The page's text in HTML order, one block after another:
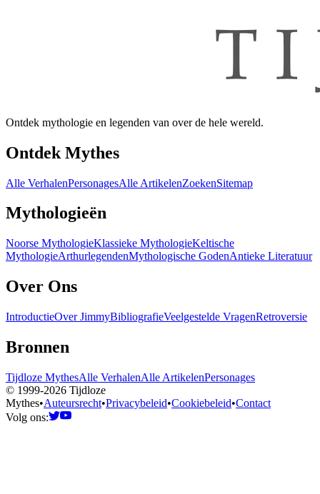
Ontdek mythologie en legenden van over de hele wereld.
Ontdek Mythes
Alle VerhalenPersonagesAlle ArtikelenZoekenSitemap
Mythologieën
Noorse MythologieKlassieke MythologieKeltische
MythologieArthurlegendenMythologische GodenAntieke Literatuur
Over Ons
IntroductieOver JimmyBibliografieVeelgestelde VragenRetroversie
Bronnen
Tijdloze MythesAlle VerhalenAlle ArtikelenPersonages
© 1999-2026 Tijdloze
Mythes•Auteursrecht•Privacybeleid•Cookiebeleid•Contact
Volg ons: